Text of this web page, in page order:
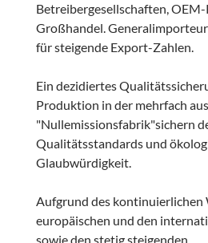
Betreibergesellschaften,
Großhandel.
für steigende Export-Zahlen.
Ein dezidiertes
Produktion in der mehrfach
"Nullemissionsfabrik"sichern
Qualitätsstandards und
Glaubwürdigkeit.
Aufgrund des kontinuierlichen
europäischen und den
sowie den stetig steigenden